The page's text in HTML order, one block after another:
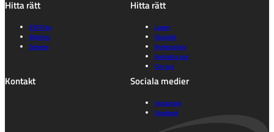
Hitta rätt
ESS Play
Biljetter
Schema
Hitta rätt
Lagen
Statistik
Nyhetsarkiv
Kontakta oss
Om oss
Kontakt Sociala medier
Instagram
Facebook